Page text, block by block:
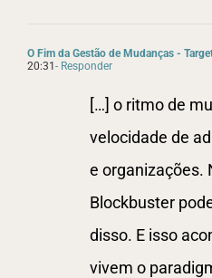
O Fim da Gestão de Mudanças -
20:31- Responder
[…] o ritmo de
velocidade de
e organizações.
Blockbuster
disso. E isso
vivem o